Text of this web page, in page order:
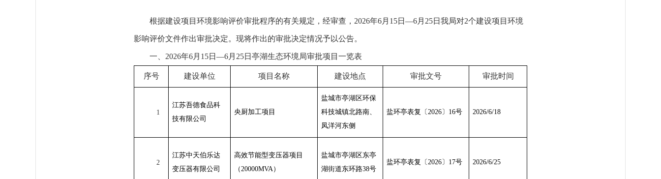
根据建设项目环境影响评价审批程序的有关规定，经审查， 2026年6月 15日—6月 25日我局对2个建设项目环境
影响评价文件作出审批决定。现将作出的审批决定情况予以公告。
一、 2026年6月 15日—6月 25日亭湖生态环境局审批项目一览表
序号 建设单位 项目名称 建设地点 审批文号 审批时间
1
江苏吾德食品科
技有限公司
央厨加工项目
盐城市亭湖区环保
科技城镇北路南、
凤洋河东侧
盐环亭表复〔 2026 〕 16号 2026/6/18
2
江苏中天伯乐达
变压器有限公司
高效节能型变压器项目
（20000MVA）
盐城市亭湖区东亭
湖街道东环路38号
盐环亭表复〔 2026 〕 17号 2026/6/25